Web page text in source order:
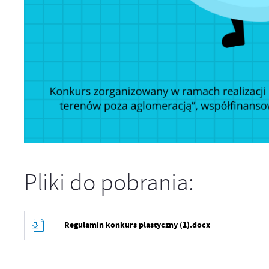
Pliki do pobrania:
Regulamin konkurs plastyczny (1).docx